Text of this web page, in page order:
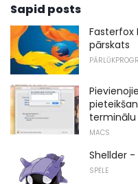
Sapid posts
Fasterfox
pārskats
MACS
Shellder
SPĒLE